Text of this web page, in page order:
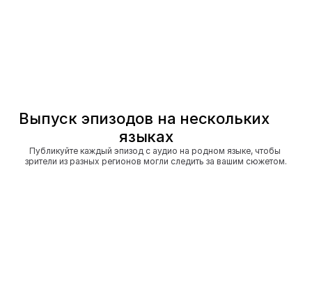
Выпуск эпизодов на нескольких
языках
Публикуйте каждый эпизод с аудио на родном языке, чтобы
зрители из разных регионов могли следить за вашим сюжетом.